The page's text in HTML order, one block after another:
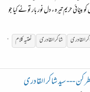
بینائی حریم تیرہ ء دل نور بار تو نے کیا جو
القادری شاکر القادری نعتیہکلام
کن --- سید شاکر القادری